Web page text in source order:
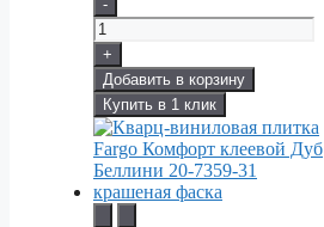
-
+
Добавить в корзину
Купить в 1 клик